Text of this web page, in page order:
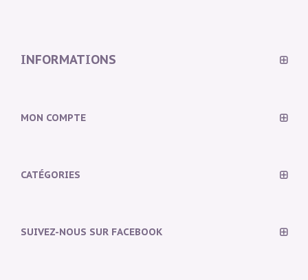
INFORMATIONS
MON COMPTE
CATÉGORIES
SUIVEZ-NOUS SUR FACEBOOK